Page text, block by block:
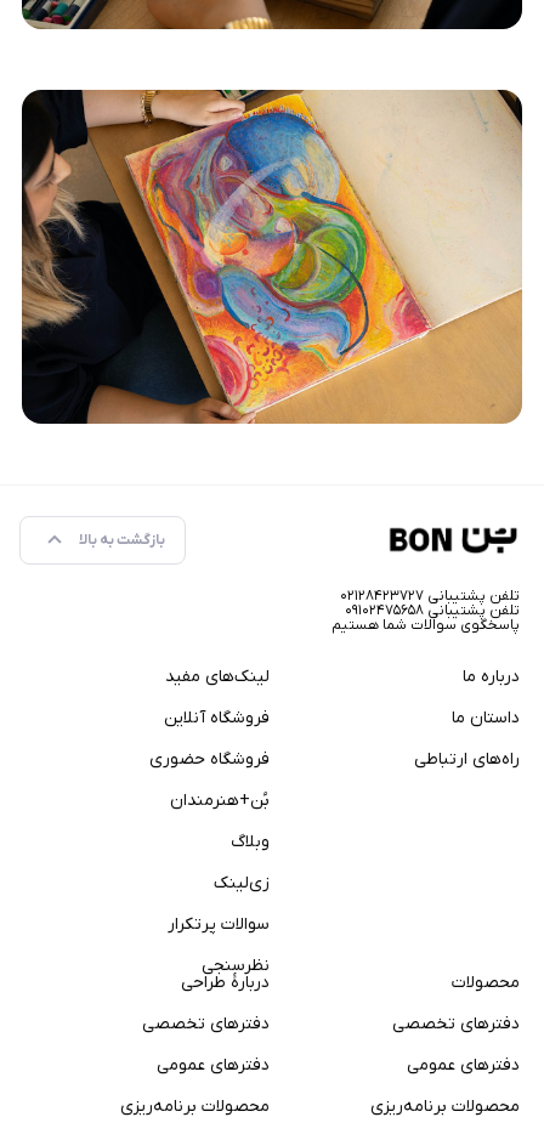
بازگشت به بالا
تلفن پشتیبانی ۰۲۱۲۸۴۲۳۷۲۷
تلفن پشتیبانی ۰۹۱۰۲۴۷۵۶۵۸
پاسخگوی سوالات شما هستیم
درباره ما
داستان ما
راه‌های ارتباطی
لینک‌های مفید
فروشگاه آنلاین
فروشگاه حضوری
بُن+هنرمندان
وبلاگ
زی‌لینک
سوالات پر‌تکرار
نظرسنجی
محصولات
دفترهای تخصصی
دفترهای عمومی
محصولات برنامه‌ریزی
دربارهٔ طراحی
دفترهای تخصصی
دفترهای عمومی
محصولات برنامه‌ریزی